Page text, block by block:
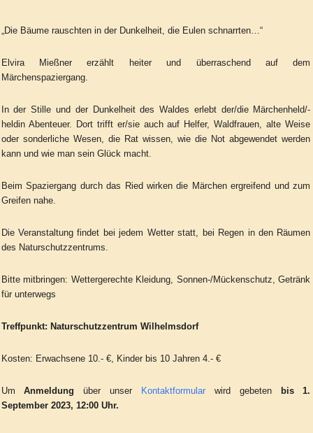
„Die Bäume rauschten in der Dunkelheit, die Eulen schnarrten…“
Elvira Mießner erzählt heiter und überraschend auf dem
Märchenspaziergang.
In der Stille und der Dunkelheit des Waldes erlebt der/die Märchenheld/-
heldin Abenteuer. Dort trifft er/sie auch auf Helfer, Waldfrauen, alte Weise
oder sonderliche Wesen, die Rat wissen, wie die Not abgewendet werden
kann und wie man sein Glück macht.
Beim Spaziergang durch das Ried wirken die Märchen ergreifend und zum
Greifen nahe.
Die Veranstaltung findet bei jedem Wetter statt, bei Regen inden Räumen
des Naturschutzzentrums.
Bitte mitbringen: Wettergerechte Kleidung, Sonnen-/Mückenschutz, Getränk
für unterwegs
Treffpunkt: Naturschutzzentrum Wilhelmsdorf
Kosten: Erwachsene 10.- €, Kinder bis 10 Jahren 4.- €
UmAnmeldung über unser Kontaktformular wird gebetenbis 1.
September 2023, 12:00 Uhr.